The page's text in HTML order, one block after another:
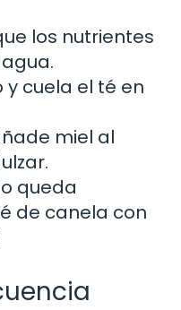
los nutrientes
y cuela el té en
miel al
queda
de canela con